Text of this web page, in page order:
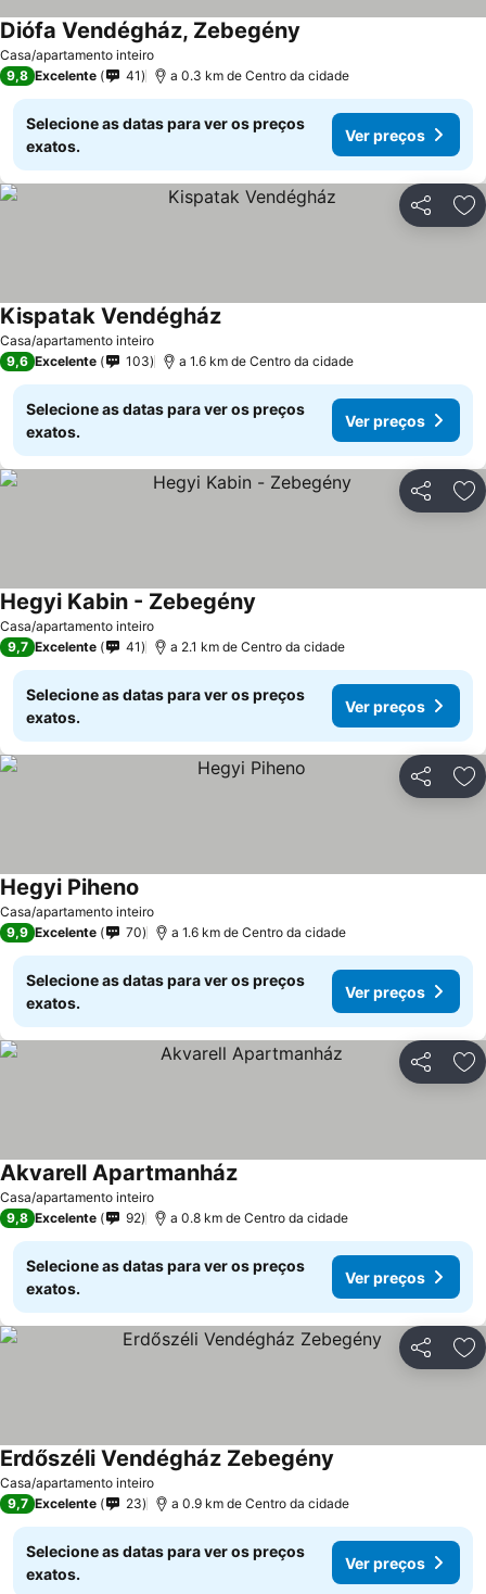
Casa/apartamento inteiro
Diófa Vendégház, Zebegény
9,8 Excelente 41 a 0.3 km de Centro da cidade
Selecione as datas para ver os preços
exatos.
Ver preços
Partilhar
Casa/apartamento inteiro
Kispatak Vendégház
9,6 Excelente 103 a 1.6 km de Centro da cidade
Selecione as datas para ver os preços
exatos.
Ver preços
Partilhar
Casa/apartamento inteiro
Hegyi Kabin - Zebegény
9,7 Excelente 41 a 2.1 km de Centro da cidade
Selecione as datas para ver os preços
exatos.
Ver preços
Partilhar
Casa/apartamento inteiro
Hegyi Piheno
9,9 Excelente 70 a 1.6 km de Centro da cidade
Selecione as datas para ver os preços
exatos.
Ver preços
Partilhar
Casa/apartamento inteiro
Akvarell Apartmanház
9,8 Excelente 92 a 0.8 km de Centro da cidade
Selecione as datas para ver os preços
exatos.
Ver preços
Partilhar
Casa/apartamento inteiro
Erdőszéli Vendégház Zebegény
9,7 Excelente 23 a 0.9 km de Centro da cidade
Selecione as datas para ver os preços
exatos.
Ver preços